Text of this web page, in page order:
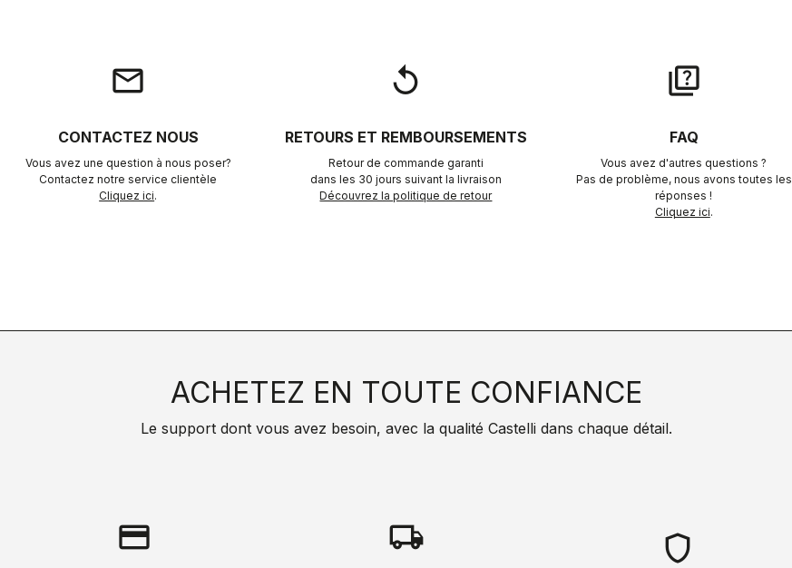
email
CONTACTEZ NOUS
Vous avez une question à nous poser?
Contactez notre service clientèle
Cliquez ici.
replay
RETOURS ET REMBOURSEMENTS
Retour de commande garanti
dans les 30 jours suivant la livraison
Découvrez la politique de retour
quiz
FAQ
Vous avez d'autres questions ?
Pas de problème, nous avons toutes les
réponses !
Cliquez ici.
ACHETEZ EN TOUTE CONFIANCE
Le support dont vous avez besoin, avec la qualité Castelli dans chaque détail.
credit_card local_shipping shield